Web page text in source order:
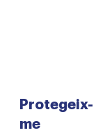
Protegeix-
me